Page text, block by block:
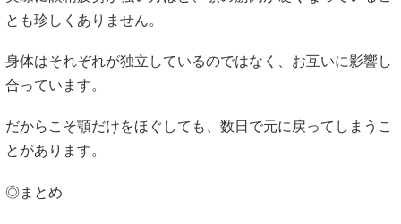
とも珍しくありません。
身体はそれぞれが独立しているのではなく、お互いに影響し
合っています。
だからこそ顎だけをほぐしても、数日で元に戻ってしまうこ
とがあります。
◎まとめ